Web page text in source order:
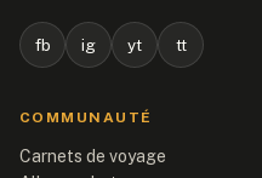
fb ig yt tt
COMMUNAUTÉ
Carnets de voyage